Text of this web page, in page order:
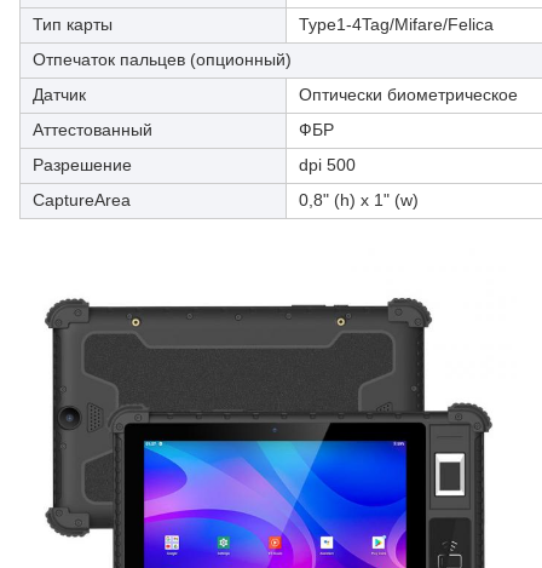
Тип карты
Type1-4Tag/Mifare/Felica
Отпечаток пальцев (опционный)
Датчик
Оптически биометрическое
Аттестованный
ФБР
Разрешение
dpi 500
CaptureArea
0,8" (h) x 1" (w)